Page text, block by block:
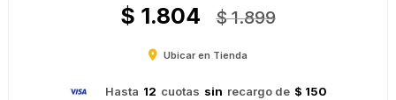
$ 1.804 $ 1.899
Ubicar en Tienda
Hasta 12 cuotas sin recargo de $ 150